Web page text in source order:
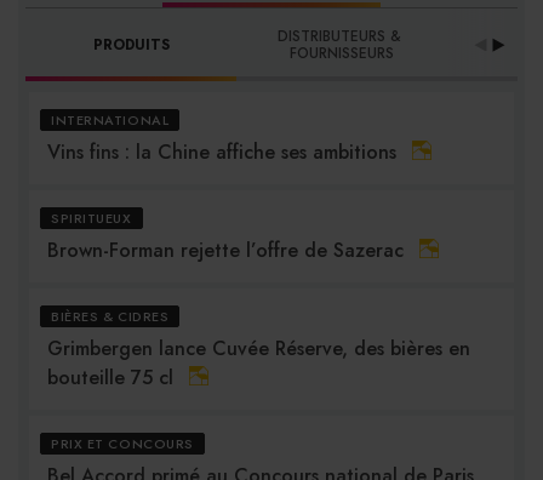
PRODUITS DISTRIBUTEURS &
FOURNISSEURS
INTERNATIONAL
Vins fins : la Chine affiche ses ambitions
SPIRITUEUX
Brown-Forman rejette l’offre de Sazerac
BIÈRES & CIDRES
Grimbergen lance Cuvée Réserve, des bières en
bouteille 75 cl
PRIX ET CONCOURS